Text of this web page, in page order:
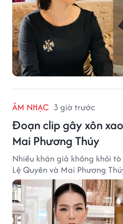
ÂM NHẠC 3 giờ trước
Đoạn clip gây xôn
Mai Phương Thúy
Nhiều khán giả không khỏi
Lệ Quyên và Mai Phương